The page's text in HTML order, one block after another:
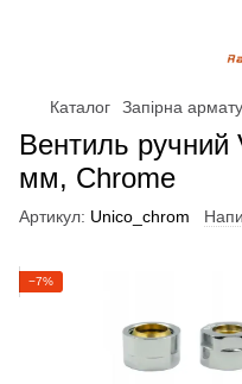
Каталог Запірна
Вентиль ручний
мм, Chrome
Артикул: Unico_chrom
−7%